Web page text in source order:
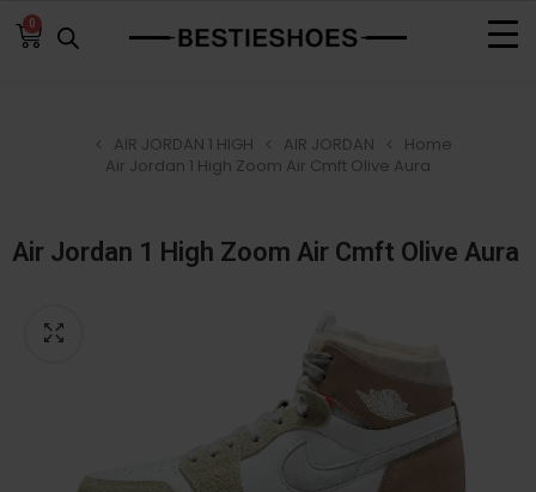
0
Home
AIR JORDAN
AIR JORDAN 1 HIGH
Air Jordan 1 High Zoom Air Cmft Olive Aura
Air Jordan 1 High Zoom Air Cmft Olive Aura